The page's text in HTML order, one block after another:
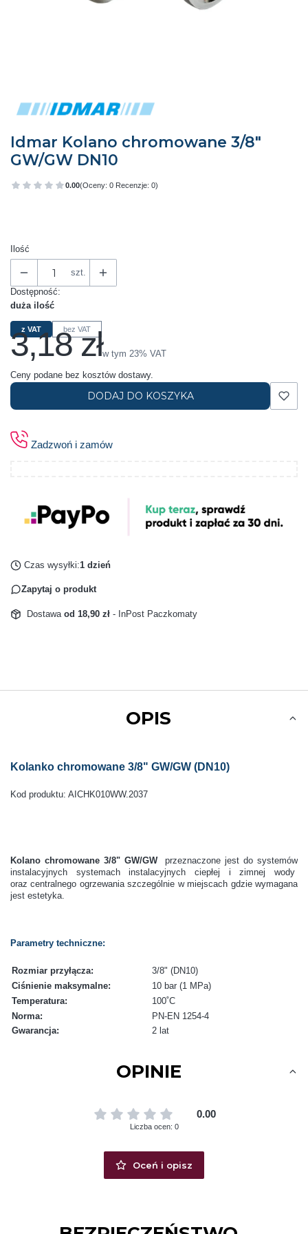
Idmar Kolano chromowane 3/8"
GW/GW DN10
0.00(Oceny: 0 Recenzje: 0)
Przejdź do sekcji Opinie
Ilość
szt.
Dostępność:
duża ilość
z VAT bez VAT
Cena
3,18 złw tym 23% VAT
w tym 23% VAT
Ceny podane bez kosztów dostawy.
DODAJ DO KOSZYKA
Zadzwoń i zamów
Czas wysyłki:1 dzień
Zapytaj o produkt
Dostawa od 18,90 zł - InPost Paczkomaty
OPIS
Kolanko chromowane 3/8" GW/GW (DN10)
Kod produktu: AICHK010WW.2037
Kolano chromowane 3/8" GW/GWprzeznaczone jest do systemów
instalacyjnych systemach instalacyjnych ciepłej i zimnej wody
oraz centralnego ogrzewania szczególnie w miejscach gdzie wymagana
jest estetyka.
Parametry techniczne:
Rozmiar przyłącza:
3/8" (DN10)
Ciśnienie maksymalne:
10 bar (1 MPa)
Temperatura:
100˚C
Norma:
PN-EN 1254-4
Gwarancja:
2 lat
OPINIE
0.00
Liczba ocen: 0
Oceń i opisz